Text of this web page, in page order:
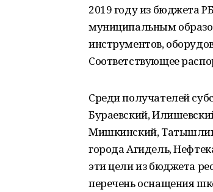
2019 году из бюджета
муниципальным
инструментов,
Соответствующее
Среди получателей
Бураевский,
Мишкинский,
города Агидель,
эти цели из бюджета
перечень оснащения